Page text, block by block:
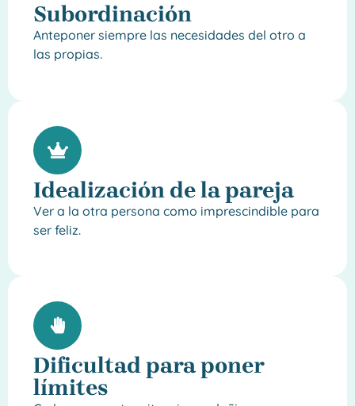
Subordinación
Anteponer siempre las necesidades del otro a
las propias.
Idealización de la pareja
Ver a la otra persona como imprescindible para
ser feliz.
Dificultad para poner
límites